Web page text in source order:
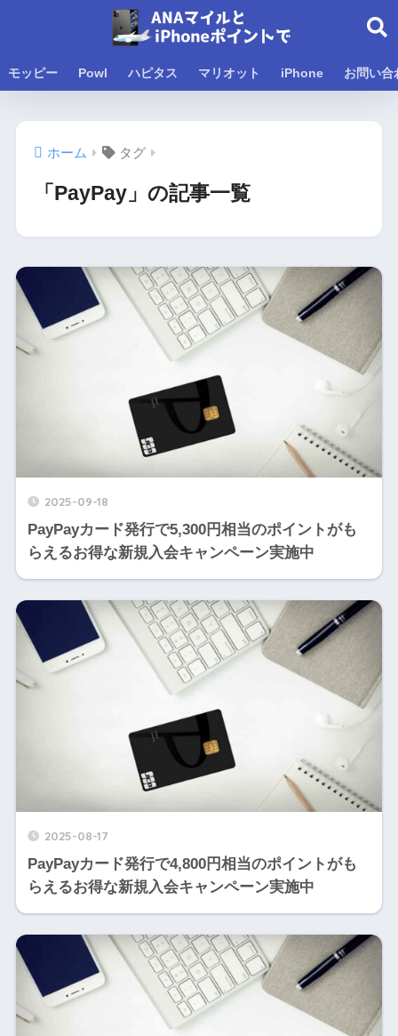
モッピー Powl ハピタス マリオット iPhone お問い合
ホーム タグ
「PayPay」の記事一覧
2025-09-18
PayPayカード発行で5,300円相当のポイントがも
らえるお得な新規入会キャンペーン実施中
2025-08-17
PayPayカード発行で4,800円相当のポイントがも
らえるお得な新規入会キャンペーン実施中